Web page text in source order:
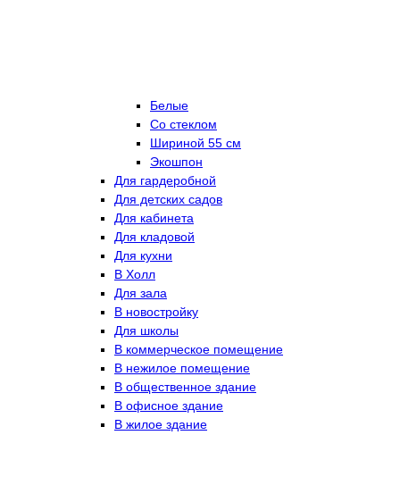
Белые
Со стеклом
Шириной 55 см
Экошпон
Для гардеробной
Для детских садов
Для кабинета
Для кладовой
Для кухни
В Холл
Для зала
В новостройку
Для школы
В коммерческое помещение
В нежилое помещение
В общественное здание
В офисное здание
В жилое здание